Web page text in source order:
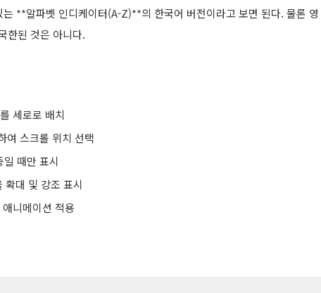
**알파벳 인디케이터(A-Z)**의 한국어 버전이라고 보면 된다. 물론 영
한된 것은 아니다.
세로로 배치
여 스크롤 위치 선택
때만 표시
확대 및 강조 표시
니메이션 적용